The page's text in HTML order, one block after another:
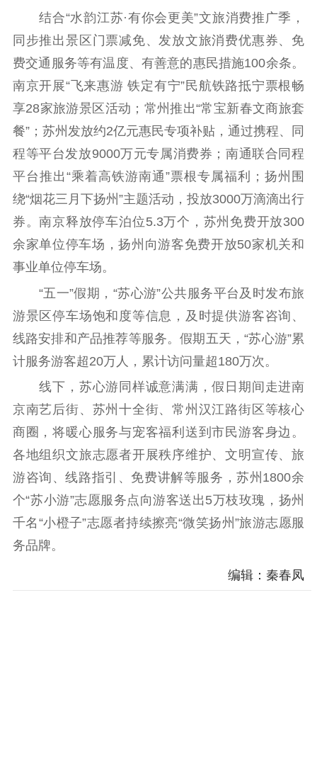
结合“水韵江苏·有你会更美”文旅消费推广季，
同步推出景区门票减免、发放文旅消费优惠券、免
费交通服务等有温度、有善意的惠民措施100余条。
南京开展“飞来惠游 铁定有宁”民航铁路抵宁票根畅
享28家旅游景区活动；常州推出“常宝新春文商旅套
餐”；苏州发放约2亿元惠民专项补贴，通过携程、同
程等平台发放9000万元专属消费券；南通联合同程
平台推出“乘着高铁游南通”票根专属福利；扬州围
绕“烟花三月下扬州”主题活动，投放3000万滴滴出行
券。南京释放停车泊位5.3万个，苏州免费开放300
余家单位停车场，扬州向游客免费开放50家机关和
事业单位停车场。
“五一”假期，“苏心游”公共服务平台及时发布旅
游景区停车场饱和度等信息，及时提供游客咨询、
线路安排和产品推荐等服务。假期五天，“苏心游”累
计服务游客超20万人，累计访问量超180万次。
线下，苏心游同样诚意满满，假日期间走进南
京南艺后街、苏州十全街、常州汉江路街区等核心
商圈，将暖心服务与宠客福利送到市民游客身边。
各地组织文旅志愿者开展秩序维护、文明宣传、旅
游咨询、线路指引、免费讲解等服务，苏州1800余
个“苏小游”志愿服务点向游客送出5万枝玫瑰，扬州
千名“小橙子”志愿者持续擦亮“微笑扬州”旅游志愿服
务品牌。
编辑：秦春凤